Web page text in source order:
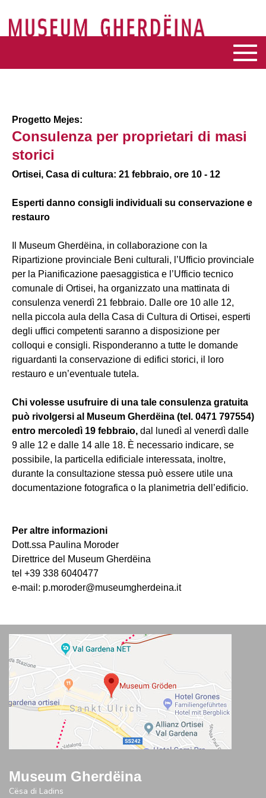
Progetto Mejes:
Consulenza per proprietari di masi
storici
Ortisei, Casa di cultura: 21 febbraio, ore 10 - 12
Esperti danno consigli individuali su conservazione e
restauro
Il Museum Gherdëina, in collaborazione con la
Ripartizione provinciale Beni culturali, l’Ufficio provinciale
per la Pianificazione paesaggistica e l’Ufficio tecnico
comunale di Ortisei, ha organizzato una mattinata di
consulenza venerdì 21 febbraio. Dalle ore 10 alle 12,
nella piccola aula della Casa di Cultura di Ortisei, esperti
degli uffici competenti saranno a disposizione per
colloqui e consigli. Risponderanno a tutte le domande
riguardanti la conservazione di edifici storici, il loro
restauro e un’eventuale tutela.
Chi volesse usufruire di una tale consulenza gratuita
può rivolgersi al Museum Gherdëina (tel. 0471 797554)
entro mercoledì 19 febbraio, dal lunedì al venerdì dalle
9 alle 12 e dalle 14 alle 18. È necessario indicare, se
possibile, la particella edificiale interessata, inoltre,
durante la consultazione stessa può essere utile una
documentazione fotografica o la planimetria dell’edificio.
Per altre informazioni
Dott.ssa Paulina Moroder
Direttrice del Museum Gherdëina
tel +39 338 6040477
e-mail: p.moroder@museumgherdeina.it
Museum Gherdëina
Cësa di Ladins